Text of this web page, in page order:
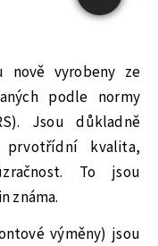
nově vyrobeny ze
podle normy
Jsou důkladně
prvotřídní kvalita,
To jsou
známa.
výměny) jsou